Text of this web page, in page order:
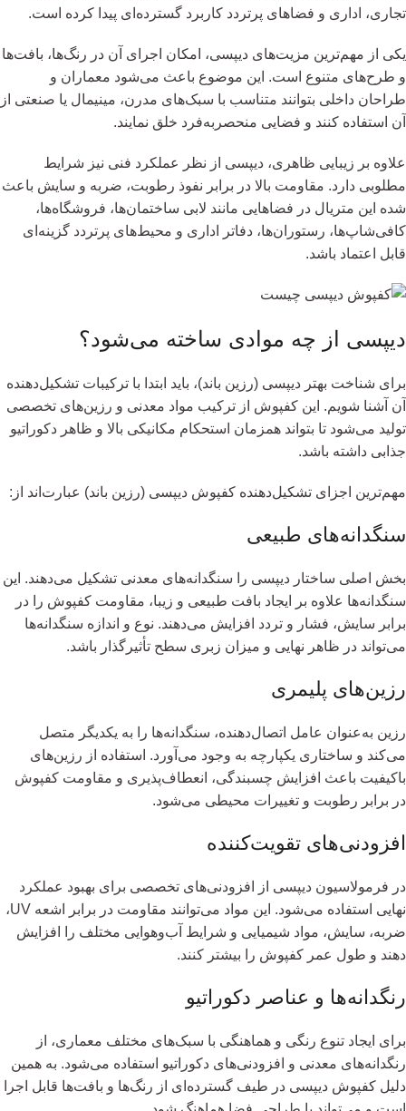
تجاری، اداری و فضاهای پرتردد کاربرد گسترده‌ای پیدا کرده است.
یکی از مهم‌ترین مزیت‌های دیپسی، امکان اجرای آن در رنگ‌ها، بافت‌ها
و طرح‌های متنوع است. این موضوع باعث می‌شود معماران و
طراحان داخلی بتوانند متناسب با سبک‌های مدرن، مینیمال یا صنعتی از
آن استفاده کنند و فضایی منحصربه‌فرد خلق نمایند.
علاوه بر زیبایی ظاهری، دیپسی از نظر عملکرد فنی نیز شرایط
مطلوبی دارد. مقاومت بالا در برابر نفوذ رطوبت، ضربه و سایش باعث
شده این متریال در فضاهایی مانند لابی ساختمان‌ها، فروشگاه‌ها،
کافی‌شاپ‌ها، رستوران‌ها، دفاتر اداری و محیط‌های پرتردد گزینه‌ای
قابل اعتماد باشد.
دیپسی از چه موادی ساخته می‌شود؟
برای شناخت بهتر دیپسی (رزین باند)، باید ابتدا با ترکیبات تشکیل‌دهنده
آن آشنا شویم. این کفپوش از ترکیب مواد معدنی و رزین‌های تخصصی
تولید می‌شود تا بتواند همزمان استحکام مکانیکی بالا و ظاهر دکوراتیو
جذابی داشته باشد.
مهم‌ترین اجزای تشکیل‌دهنده کفپوش دیپسی (رزین باند) عبارت‌اند از:
سنگدانه‌های طبیعی
بخش اصلی ساختار دیپسی را سنگدانه‌های معدنی تشکیل می‌دهند. این
سنگدانه‌ها علاوه بر ایجاد بافت طبیعی و زیبا، مقاومت کفپوش را در
برابر سایش، فشار و تردد افزایش می‌دهند. نوع و اندازه سنگدانه‌ها
می‌تواند در ظاهر نهایی و میزان زبری سطح تأثیرگذار باشد.
رزین‌های پلیمری
رزین به‌عنوان عامل اتصال‌دهنده، سنگدانه‌ها را به یکدیگر متصل
می‌کند و ساختاری یکپارچه به وجود می‌آورد. استفاده از رزین‌های
باکیفیت باعث افزایش چسبندگی، انعطاف‌پذیری و مقاومت کفپوش
در برابر رطوبت و تغییرات محیطی می‌شود.
افزودنی‌های تقویت‌کننده
در فرمولاسیون دیپسی از افزودنی‌های تخصصی برای بهبود عملکرد
نهایی استفاده می‌شود. این مواد می‌توانند مقاومت در برابر اشعه UV،
ضربه، سایش، مواد شیمیایی و شرایط آب‌وهوایی مختلف را افزایش
دهند و طول عمر کفپوش را بیشتر کنند.
رنگدانه‌ها و عناصر دکوراتیو
برای ایجاد تنوع رنگی و هماهنگی با سبک‌های مختلف معماری، از
رنگدانه‌های معدنی و افزودنی‌های دکوراتیو استفاده می‌شود. به همین
دلیل کفپوش دیپسی در طیف گسترده‌ای از رنگ‌ها و بافت‌ها قابل اجرا